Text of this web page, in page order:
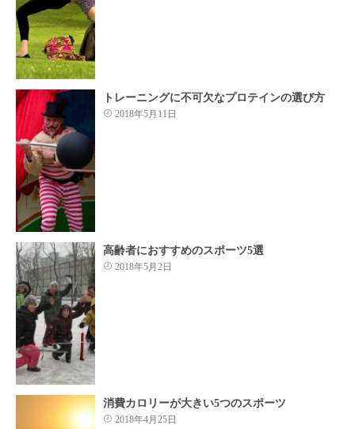
トレーニングに不可欠なプロテインの選び方
2018年5月11日
高齢者におすすめのスポーツ5選
2018年5月2日
消費カロリーが大きい5つのスポーツ
2018年4月25日